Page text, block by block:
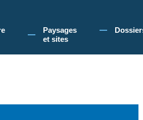
l'utilisation de cookies pour vous
Paysages
et sites